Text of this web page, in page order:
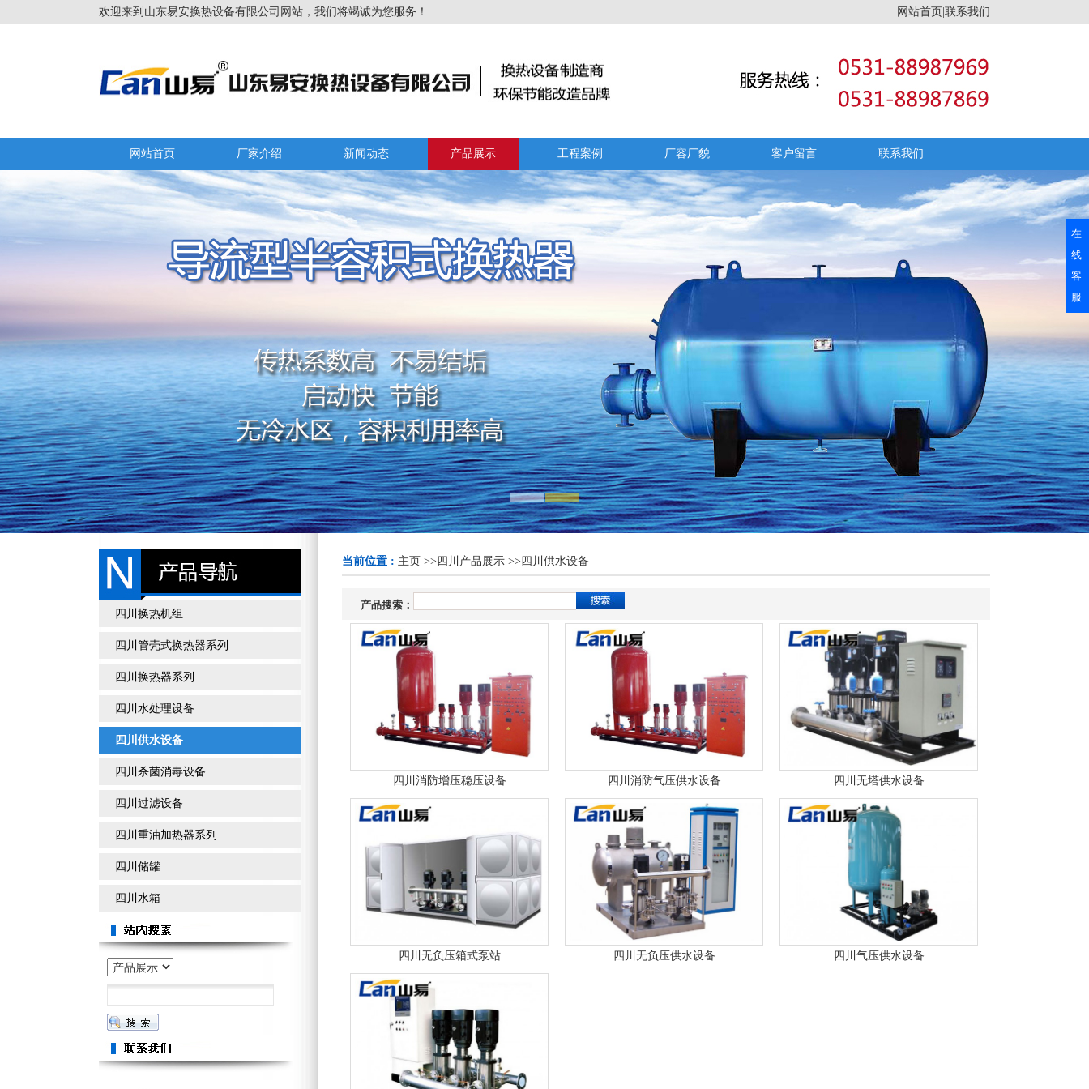
欢迎来到山东易安换热设备有限公司网站，我们将竭诚为您服务！ 网站首页|联系我们
网站首页 厂家介绍 新闻动态 产品展示 工程案例 厂容厂貌 客户留言 联系我们
1
四川换热机组
四川管壳式换热器系列
四川换热器系列
四川水处理设备
四川供水设备
四川杀菌消毒设备
四川过滤设备
四川重油加热器系列
四川储罐
四川水箱
当前位置 : 主页 >> 四川产品展示 >> 四川供水设备
产品搜索：
四川消防增压稳压设备 四川消防气压供水设备 四川无塔供水设备
四川无负压箱式泵站 四川无负压供水设备 四川气压供水设备
在
线
客
服